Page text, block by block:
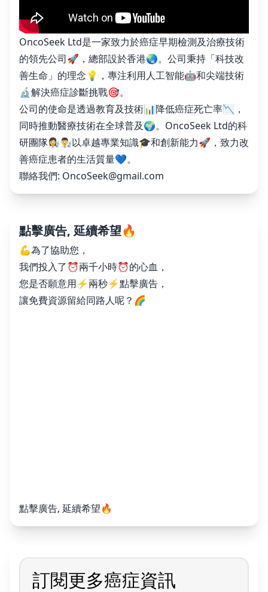
OncoSeek Ltd是一家致力於癌症早期檢測及治療技術
的領先公司🚀，總部設於香港🌏。公司秉持「科技改
善生命」的理念💡，專注利用人工智能🤖和尖端技術
🔬解決癌症診斷挑戰🎯。
公司的使命是透過教育及技術📊降低癌症死亡率📉，
同時推動醫療技術在全球普及🌍。OncoSeek Ltd的科
研團隊👩‍🔬👨‍🔬以卓越專業知識🎓和創新能力🚀，致力改
善癌症患者的生活質量💙。
聯絡我們: OncoSeek@gmail.com
點擊廣告, 延續希望🔥
💪為了協助您，
我們投入了⏰兩千小時⏰的心血，
您是否願意用⚡️兩秒⚡️點擊廣告，
讓免費資源留給同路人呢？🌈
點擊廣告, 延續希望🔥
訂閱更多癌症資訊